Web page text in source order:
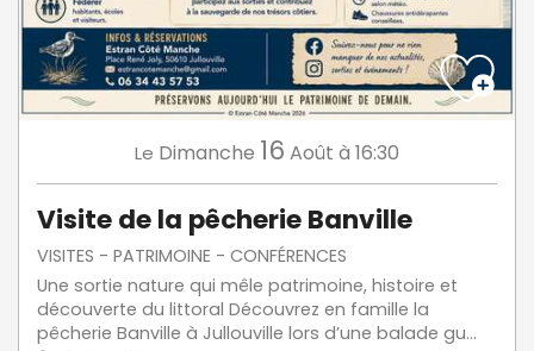
Le Dimanche 16 Août à 16:30
Visite de la pêcherie Banville
VISITES - PATRIMOINE - CONFÉRENCES
Une sortie nature qui mêle patrimoine, histoire et
découverte du littoral Découvrez en famille la
pêcherie Banville à Jullouville lors d’une balade gu...